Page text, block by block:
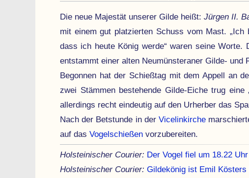
Die neue Majestät unserer Gilde heißt: Jürgen II.
mit einem gut platzier­ten Schuss vom Mast.
dass ich heute König werde“ waren seine
ent­stammt einer alten Neu­müns­teraner Gilde- und
Begonnen hat der Schießtag mit dem Appell an
zwei Stämmen bestehende Gilde-Eiche trug
allerdings recht eindeutig auf den Urherber das
Nach der Betstunde in der Vicelinkirche
auf das Vogelschießen vor­zube­reiten.
Holsteinischer Courier: Der Vogel fiel um 18.22
Holsteinischer Courier: Gildekönig ist Emil Kösters